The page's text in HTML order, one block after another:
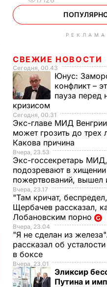
РЕКЛАМА
СВЕЖИЕ НОВОСТИ
Сегодня, 00.43
Юнус:
конфликт –
пауза перед
кризисом
Сегодня, 00.31
Экс-главе МИД
может грозить до трех
Какова причина
Вчера, 23.53
Экс-госсекретарь
подозревают в
пожертвований,
Вчера, 23.17
"Там кричат,
Щербачев рассказал,
Лобановским порно
Вчера, 23.04
"Я не сделан из
рассказал об
в боксе
Вчера, 23.01
Эликсир
Путина и